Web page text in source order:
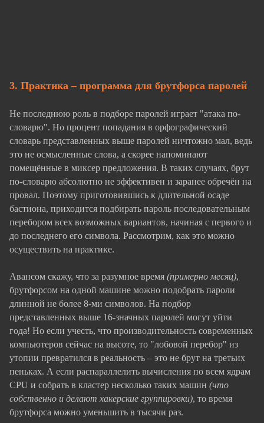
3. Практика – программа для брутфорса паролей
Не последнюю роль в подборе паролей играет "атака по-
словарю". Но процент попадания в орфографический
словарь представленных выше паролей ничтожно мал, ведь
это не осмысленные слова, а скорее напоминают
помещённые в миксер предложения. В таких случаях, брут
по-словарю абсолютно не эффективен и заранее обречён на
провал. Поэтому приготовившись к длительной осаде
бастиона, приходится подбирать пароль последовательным
перебором всех возможных вариантов, начиная с первого и
до последнего его символа. Рассмотрим, как это можно
осуществить на практике.
Авансом скажу, что за разумное время (примерно месяц),
брутфорсом на одной машине можно подобрать пароли
длинной не более 8-ми символов. На подбор
представленных выше 16-значных паролей могут уйти
года! Но если учесть, что производительность современных
компьютеров сейчас на высоте, то "лобовой перебор" из
утопии превратился в реальность – это не брут на третьих
пеньках. А если распараллелить вычисления по всем ядрам
CPU и собрать в кластер несколько таких машин (что
собственно и делают хакерские группировки), то время
брутфорса можно уменьшить в тысячи раз.